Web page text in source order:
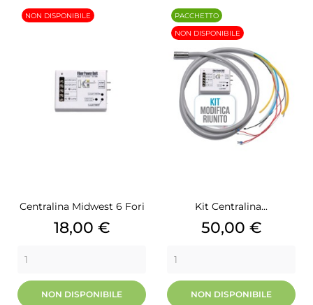
Centralina Midwest 6 Fori
Prezzo
18,00 €
NON DISPONIBILE
NON DISPONIBILE
Kit Centralina...
Prezzo
50,00 €
NON DISPONIBILE
PACCHETTO
NON DISPONIBILE